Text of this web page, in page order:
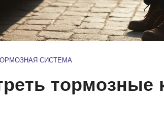
СИСТЕМА
тормозные